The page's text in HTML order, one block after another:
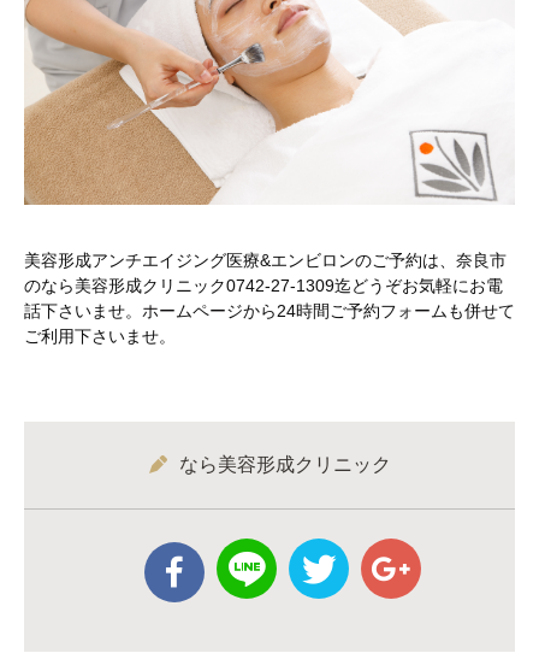
美容形成アンチエイジング医療&エンビロンのご予約は、奈良市
のなら美容形成クリニック0742-27-1309迄どうぞお気軽にお電
話下さいませ。ホームページから24時間ご予約フォームも併せて
ご利用下さいませ。
なら美容形成クリニック